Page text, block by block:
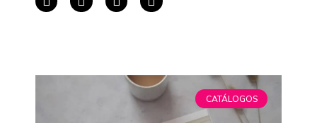
CATÁLOGOS
PáginaPágina